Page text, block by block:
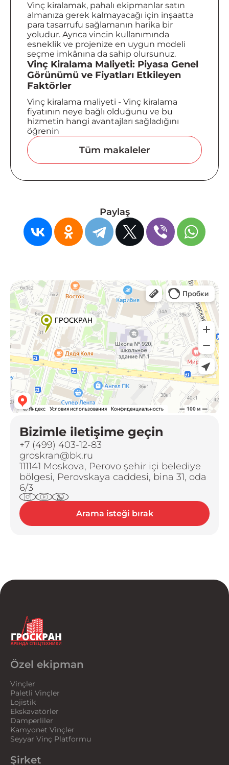
Vinç kiralamak, pahalı ekipmanlar satın
almanıza gerek kalmayacağı için inşaatta
para tasarrufu sağlamanın harika bir
yoludur. Ayrıca vincin kullanımında
esneklik ve projenize en uygun modeli
seçme imkânına da sahip olursunuz.
Vinç Kiralama Maliyeti: Piyasa Genel
Görünümü ve Fiyatları Etkileyen
Faktörler
Vinç kiralama maliyeti - Vinç kiralama
fiyatının neye bağlı olduğunu ve bu
hizmetin hangi avantajları sağladığını
öğrenin
Tüm makaleler
Paylaş
Bizimle iletişime geçin
+7 (499) 403-12-83
groskran@bk.ru
111141 Moskova, Perovo şehir içi belediye
bölgesi, Perovskaya caddesi, bina 31, oda
6/3
Arama isteği bırak
Özel ekipman
Vinçler
Paletli Vinçler
Lojistik
Ekskavatörler
Damperliler
Kamyonet Vinçler
Seyyar Vinç Platformu
Şirket